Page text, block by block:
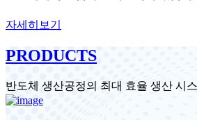
자세히보기
PRODUCTS
반도체 생산공정의 최대 효율 생산 시